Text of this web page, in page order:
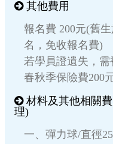
其他費用
報名費 200元(舊
名，免收報名費)
若學員證遺失，需
春秋季保險費200
材料及其他相關
理)
一、彈力球/直徑